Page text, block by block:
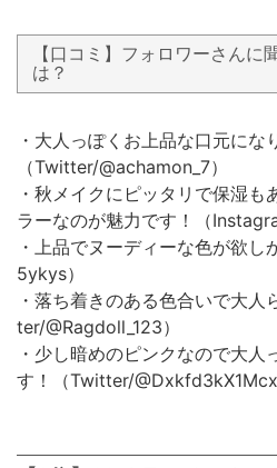
【口コミ】フォロワーさんに
は？
・大人っぽくお上品な口元にな
（Twitter/@achamon_7）
・秋メイクにピッタリで保湿も
ラーなのが魅力です！（
・上品でヌーディーな色が欲し
5ykys）
・落ち着きのある色合いで大
ter/@Ragdoll_123）
・少し暗めのピンクなので大
す！（Twitter/